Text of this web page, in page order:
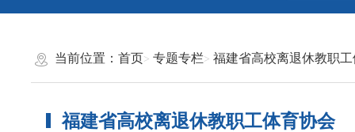
当前位置：首页 专题专栏 福建省高校离退休教职
福建省高校离退休教职工体育协会